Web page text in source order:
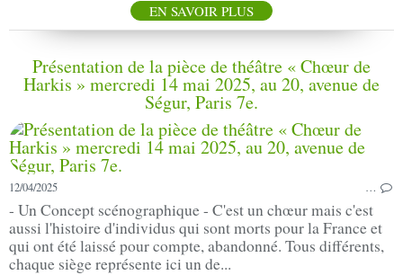
EN SAVOIR PLUS
Présentation de la pièce de théâtre « Chœur de
Harkis » mercredi 14 mai 2025, au 20, avenue de
Ségur, Paris 7e.
12/04/2025 …
- Un Concept scénographique - C'est un chœur mais c'est
aussi l'histoire d'individus qui sont morts pour la France et
qui ont été laissé pour compte, abandonné. Tous différents,
chaque siège représente ici un de...